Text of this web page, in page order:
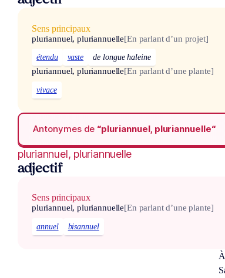
Sens principaux
pluriannuel, pluriannuelle[En parlant d’un projet]
étendu vaste de longue haleine
pluriannuel, pluriannuelle[En parlant d’une plante]
vivace
Antonymes de “pluriannuel, pluriannuelle“
pluriannuel, pluriannuelle
adjectif
Sens principaux
pluriannuel, pluriannuelle[En parlant d’une plante]
annuel bisannuel